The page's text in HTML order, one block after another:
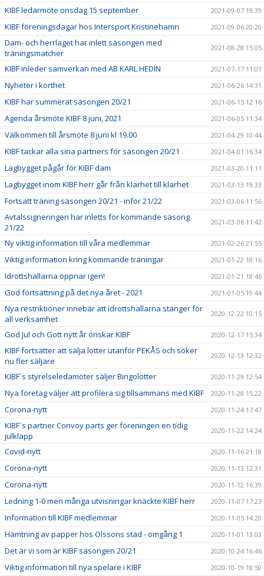
KIBF ledarmöte onsdag 15 september 2021-09-07 19:39
KIBF föreningsdagar hos Intersport Kristinehamn 2021-09-06 20:20
Dam- och herrlaget har inlett säsongen med
träningsmatcher
2021-08-28 15:05
KIBF inleder samverkan med AB KARL HEDIN 2021-07-17 11:01
Nyheter i korthet 2021-06-26 14:31
KIBF har summerat säsongen 20/21 2021-06-15 12:16
Agenda årsmöte KIBF 8 juni, 2021 2021-06-05 11:34
Välkommen till årsmöte 8 juni kl 19.00 2021-04-29 10:44
KIBF tackar alla sina partners för säsongen 20/21 2021-04-01 16:34
Lagbygget pågår för KIBF dam 2021-03-20 11:11
Lagbygget inom KIBF herr går från klarhet till klarhet 2021-03-13 19:33
Fortsatt träning säsongen 20/21 - inför 21/22 2021-03-06 11:56
Avtalssigneringen har inletts för kommande säsong
21/22
2021-03-06 11:42
Ny viktig information till våra medlemmar 2021-02-26 21:55
Viktig information kring kommande träningar 2021-01-22 18:16
Idrottshallarna öppnar igen! 2021-01-21 18:46
God fortsättning på det nya året - 2021 2021-01-05 19:44
Nya restriktioner innebär att idrottshallarna stänger för
all verksamhet
2020-12-22 10:15
God Jul och Gott nytt år önskar KIBF 2020-12-17 15:34
KIBF fortsätter att sälja lotter utanför PEKÅS och söker
nu fler säljare
2020-12-13 12:32
KIBF´s styrelseledamöter säljer Bingolotter 2020-11-29 12:54
Nya företag väljer att profilera sig tillsammans med KIBF 2020-11-28 15:22
Corona-nytt 2020-11-24 17:47
KIBF´s partner Convoy parts ger föreningen en tidig
julklapp
2020-11-22 14:24
Covid-nytt 2020-11-16 21:18
Corona-nytt 2020-11-13 12:31
Corona-nytt 2020-11-12 16:39
Ledning 1-0 men många utvisningar knäckte KIBF herr 2020-11-07 17:23
Information till KIBF medlemmar 2020-11-05 14:20
Hämtning av papper hos Olssons städ - omgång 1 2020-11-01 13:03
Det är vi som är KIBF säsongen 20/21 2020-10-24 16:46
Viktig information till nya spelare i KIBF 2020-10-19 18:50